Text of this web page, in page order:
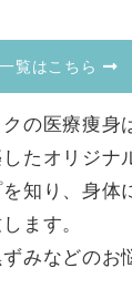
覧はこちら
の医療痩身
たオリジナ
知り、身体
ます。
みなどのお